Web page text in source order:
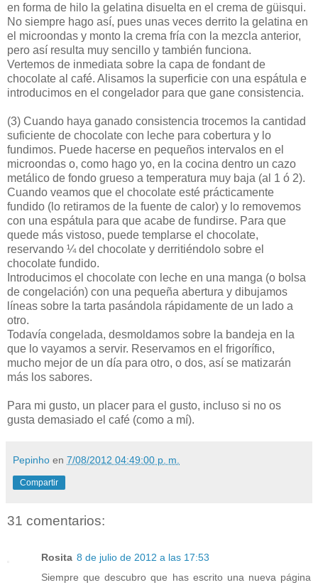
en forma de hilo la gelatina disuelta en el crema de güisqui.
No siempre hago así, pues unas veces derrito la gelatina en
el microondas y monto la crema fría con la mezcla anterior,
pero así resulta muy sencillo y también funciona.
Vertemos de inmediata sobre la capa de fondant de
chocolate al café. Alisamos la superficie con una espátula e
introducimos en el congelador para que gane consistencia.
(3) Cuando haya ganado consistencia trocemos la cantidad
suficiente de chocolate con leche para cobertura y lo
fundimos. Puede hacerse en pequeños intervalos en el
microondas o, como hago yo, en la cocina dentro un cazo
metálico de fondo grueso a temperatura muy baja (al 1 ó 2).
Cuando veamos que el chocolate esté prácticamente
fundido (lo retiramos de la fuente de calor) y lo removemos
con una espátula para que acabe de fundirse. Para que
quede más vistoso, puede templarse el chocolate,
reservando ¼ del chocolate y derritiéndolo sobre el
chocolate fundido.
Introducimos el chocolate con leche en una manga (o bolsa
de congelación) con una pequeña abertura y dibujamos
líneas sobre la tarta pasándola rápidamente de un lado a
otro.
Todavía congelada, desmoldamos sobre la bandeja en la
que lo vayamos a servir. Reservamos en el frigorífico,
mucho mejor de un día para otro, o dos, así se matizarán
más los sabores.
Para mi gusto, un placer para el gusto, incluso si no os
gusta demasiado el café (como a mí).
Pepinho en 7/08/2012 04:49:00 p. m.
Compartir
31 comentarios:
Rosita 8 de julio de 2012 a las 17:53
Siempre que descubro que has escrito una nueva página